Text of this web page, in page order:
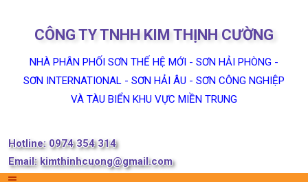
CÔNG TY TNHH KIM THỊNH CƯỜNG
NHÀ PHÂN PHỐI SƠN THẾ HỆ MỚI - SƠN HẢI PHÒNG -
SƠN INTERNATIONAL - SƠN HẢI ÂU - SƠN CÔNG NGHIỆP
VÀ TÀU BIỂN KHU VỰC MIỀN TRUNG
Hotline: 0974 354 314
Email:kimthinhcuong@gmail.com